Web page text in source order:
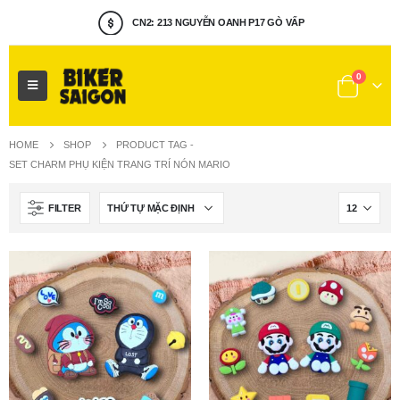
CN2: 213 NGUYỄN OANH P17 GÒ VẤP
0
HOME SHOP
PRODUCT TAG -
SET CHARM PHỤ KIỆN TRANG TRÍ NÓN MARIO
FILTER